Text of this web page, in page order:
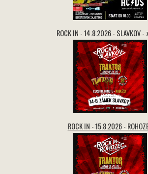
ROCK IN - 14.8.2026 - SLAVKOV -
ROCK IN - 15.8.2026 -